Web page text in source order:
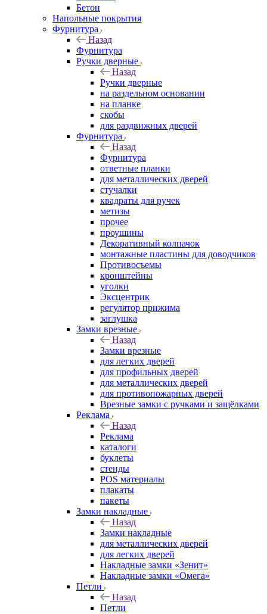
Бетон
Напольные покрытия
Фурнитура
Назад
Фурнитура
Ручки дверные
Назад
Ручки дверные
на раздельном основании
на планке
скобы
для раздвижных дверей
Фурнитура
Назад
Фурнитура
ответные планки
для металлических дверей
стучалки
квадраты для ручек
метизы
прочее
проушины
Декоративный колпачок
монтажные пластины для доводчиков
Противосъемы
кронштейны
уголки
Эксцентрик
регулятор прижима
заглушка
Замки врезные
Назад
Замки врезные
для легких дверей
для профильных дверей
для металлических дверей
для противопожарных дверей
Врезные замки с ручками и защёлками
Реклама
Назад
Реклама
каталоги
буклеты
стенды
POS материалы
плакаты
пакеты
Замки накладные
Назад
Замки накладные
для металлических дверей
для легких дверей
Накладные замки «Зенит»
Накладные замки «Омега»
Петли
Назад
Петли